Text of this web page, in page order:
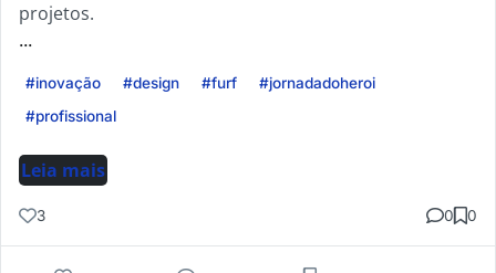
projetos.
...
#inovação #design #furf
#jornadadoheroi
#profissional
Leia mais
3 0 0